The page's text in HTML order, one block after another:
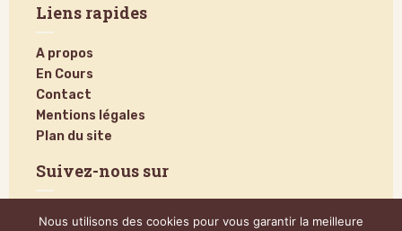
Liens rapides
A propos
En Cours
Contact
Mentions légales
Plan du site
Suivez-nous sur
Nous utilisons des cookies pour vous garantir la meilleure